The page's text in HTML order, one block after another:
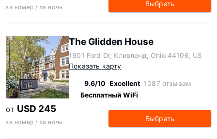
за номер / за ночь Выбрать
The Glidden House
1901 Ford Dr, Кливленд, Ohio 44106, US
Показать карту
9.6/10 Excellent 1087 отзывам
Бесплатный WiFi
ОТ USD 245
за номер / за ночь Выбрать